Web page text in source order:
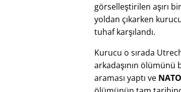
görselleştirilen aşırı
yoldan çıkarken
tuhaf karşılandı.
Kurucu o sırada
arkadaşının
araması yaptı ve